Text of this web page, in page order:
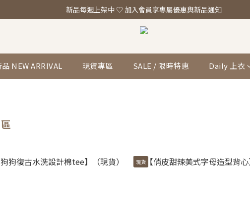
「真正的時尚 是讓你看起來，一切都剛剛好。」全館滿 $2,000 即享免運
新品每週上架中 ♡ 加入會員享專屬優惠與新品通知
「真正的時尚 是讓你看起來，一切都剛剛好。」全館滿 $2,000 即享免運
NEW ARRIVAL 現貨專區 SALE / 限時特惠 Daily 上衣
現貨